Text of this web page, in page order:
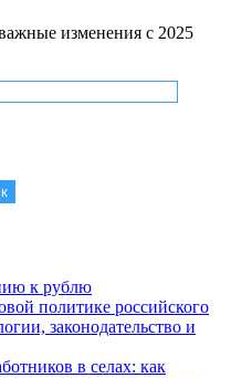
изменения с 2025
к рублю
политике российского
законодательство и
в селах: как